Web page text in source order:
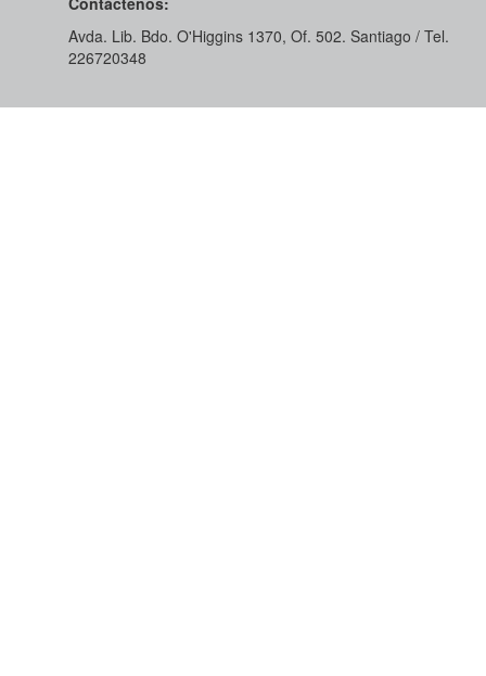
Avda. Lib. Bdo. O'Higgins 1370, Of. 502. Santiago / Tel.
226720348